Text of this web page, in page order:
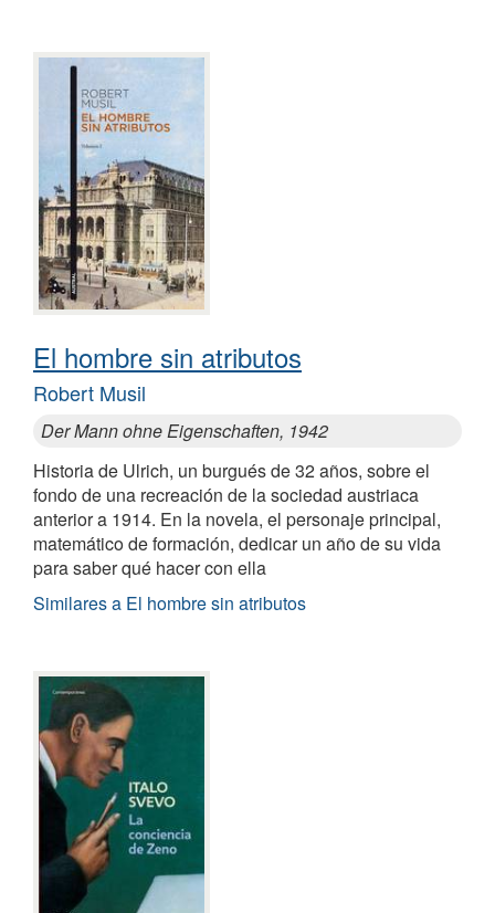
El hombre sin atributos
Robert Musil
Der Mann ohne Eigenschaften, 1942
Historia de Ulrich, un burgués de 32 años, sobre el
fondo de una recreación de la sociedad austriaca
anterior a 1914. En la novela, el personaje principal,
matemático de formación, dedicar un año de su vida
para saber qué hacer con ella
Similares a El hombre sin atributos